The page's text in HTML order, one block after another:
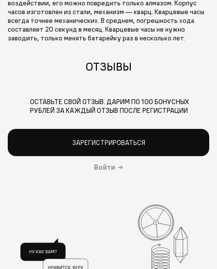
воздействии, его можно повредить только алмазом. Корпус
часов изготовлен из стали, механизм — кварц. Кварцевые часы
всегда точнее механических. В среднем, погрешность хода
составляет 20 секунд в месяц. Кварцевые часы не нужно
заводить, только менять батарейку раз в несколько лет.
ОТЗЫВЫ
ОСТАВЬТЕ СВОЙ ОТЗЫВ. ДАРИМ ПО 100 БОНУСНЫХ
РУБЛЕЙ ЗА КАЖДЫЙ ОТЗЫВ ПОСЛЕ РЕГИСТРАЦИИ
ЗАРЕГИСТРИРОВАТЬСЯ
Войти →